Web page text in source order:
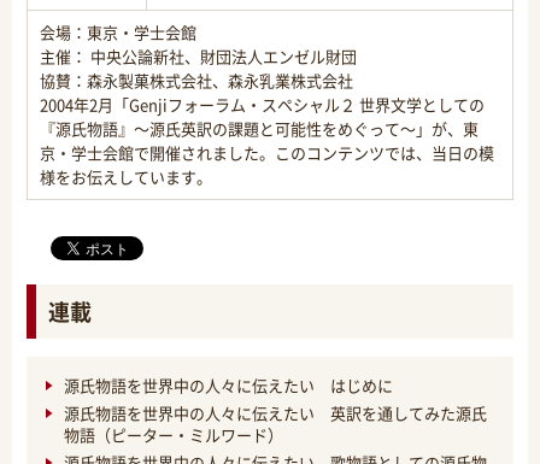
会場：東京・学士会館
主催： 中央公論新社、財団法人エンゼル財団
協賛：森永製菓株式会社、森永乳業株式会社
2004年2月「Genjiフォーラム・スペシャル２ 世界文学としての
『源氏物語』～源氏英訳の課題と可能性をめぐって～」が、東
京・学士会館で開催されました。このコンテンツでは、当日の模
様をお伝えしています。
連載
源氏物語を世界中の人々に伝えたい はじめに
源氏物語を世界中の人々に伝えたい 英訳を通してみた源氏
物語（ピーター・ミルワード）